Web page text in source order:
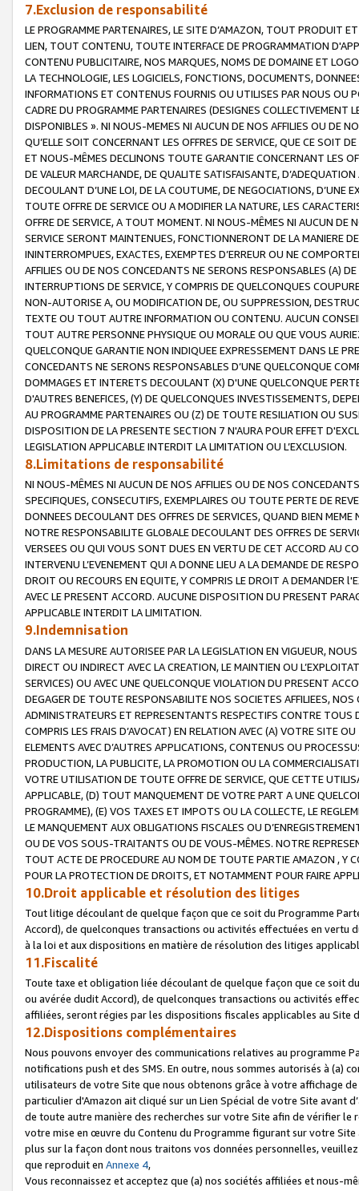
7.Exclusion de responsabilité
LE PROGRAMME PARTENAIRES, LE SITE D’AMAZON, TOUT PRODUIT
LIEN, TOUT CONTENU, TOUTE INTERFACE DE PROGRAMMATION
CONTENU PUBLICITAIRE, NOS MARQUES, NOMS DE DOMAINE ET
LA TECHNOLOGIE, LES LOGICIELS, FONCTIONS, DOCUMENTS,
INFORMATIONS ET CONTENUS FOURNIS OU UTILISES PAR NOUS OU
CADRE DU PROGRAMME PARTENAIRES (DESIGNES COLLECTIVEMENT
DISPONIBLES ». NI NOUS-MEMES NI AUCUN DE NOS AFFILIES OU DE
QU’ELLE SOIT CONCERNANT LES OFFRES DE SERVICE, QUE CE SOIT
ET NOUS-MÊMES DECLINONS TOUTE GARANTIE CONCERNANT LES
DE VALEUR MARCHANDE, DE QUALITE SATISFAISANTE,
DECOULANT D’UNE LOI, DE LA COUTUME, DE NEGOCIATIONS, D’UNE
TOUTE OFFRE DE SERVICE OU A MODIFIER LA NATURE, LES
OFFRE DE SERVICE, A TOUT MOMENT. NI NOUS-MÊMES NI AUCUN DE
SERVICE SERONT MAINTENUES, FONCTIONNERONT DE LA MANIERE
ININTERROMPUES, EXACTES, EXEMPTES D’ERREUR OU NE
AFFILIES OU DE NOS CONCEDANTS NE SERONS RESPONSABLES (A)
INTERRUPTIONS DE SERVICE, Y COMPRIS DE QUELCONQUES
NON-AUTORISE A, OU MODIFICATION DE, OU SUPPRESSION,
TEXTE OU TOUT AUTRE INFORMATION OU CONTENU. AUCUN
TOUT AUTRE PERSONNE PHYSIQUE OU MORALE OU QUE VOUS
QUELCONQUE GARANTIE NON INDIQUEE EXPRESSEMENT DANS LE
CONCEDANTS NE SERONS RESPONSABLES D’UNE QUELCONQUE
DOMMAGES ET INTERETS DECOULANT (X) D'UNE QUELCONQUE
D'AUTRES BENEFICES, (Y) DE QUELCONQUES INVESTISSEMENTS,
AU PROGRAMME PARTENAIRES OU (Z) DE TOUTE RESILIATION OU
DISPOSITION DE LA PRESENTE SECTION 7 N'AURA POUR EFFET
LEGISLATION APPLICABLE INTERDIT LA LIMITATION OU L’EXCLUSION.
8.Limitations de responsabilité
NI NOUS-MÊMES NI AUCUN DE NOS AFFILIES OU DE NOS
SPECIFIQUES, CONSECUTIFS, EXEMPLAIRES OU TOUTE PERTE DE
DONNEES DECOULANT DES OFFRES DE SERVICES, QUAND BIEN
NOTRE RESPONSABILITE GLOBALE DECOULANT DES OFFRES DE
VERSEES OU QUI VOUS SONT DUES EN VERTU DE CET ACCORD AU
INTERVENU L’EVENEMENT QUI A DONNE LIEU A LA DEMANDE DE
DROIT OU RECOURS EN EQUITE, Y COMPRIS LE DROIT A DEMANDER
AVEC LE PRESENT ACCORD. AUCUNE DISPOSITION DU PRESENT
APPLICABLE INTERDIT LA LIMITATION.
9.Indemnisation
DANS LA MESURE AUTORISEE PAR LA LEGISLATION EN VIGUEUR,
DIRECT OU INDIRECT AVEC LA CREATION, LE MAINTIEN OU
SERVICES) OU AVEC UNE QUELCONQUE VIOLATION DU PRESENT
DEGAGER DE TOUTE RESPONSABILITE NOS SOCIETES AFFILIEES,
ADMINISTRATEURS ET REPRESENTANTS RESPECTIFS CONTRE
COMPRIS LES FRAIS D’AVOCAT) EN RELATION AVEC (A) VOTRE SITE
ELEMENTS AVEC D’AUTRES APPLICATIONS, CONTENUS OU
PRODUCTION, LA PUBLICITE, LA PROMOTION OU LA
VOTRE UTILISATION DE TOUTE OFFRE DE SERVICE, QUE CETTE
APPLICABLE, (D) TOUT MANQUEMENT DE VOTRE PART A UNE
PROGRAMME), (E) VOS TAXES ET IMPOTS OU LA COLLECTE, LE
LE MANQUEMENT AUX OBLIGATIONS FISCALES OU
OU DE VOS SOUS-TRAITANTS OU DE VOUS-MÊMES. NOTRE
TOUT ACTE DE PROCEDURE AU NOM DE TOUTE PARTIE AMAZON , Y
POUR LA PROTECTION DE DROITS, ET NOTAMMENT POUR FAIRE
10.Droit applicable et résolution des litiges
Tout litige découlant de quelque façon que ce soit du Programme
Accord), de quelconques transactions ou activités effectuées en vertu
à la loi et aux dispositions en matière de résolution des litiges
11.Fiscalité
Toute taxe et obligation liée découlant de quelque façon que ce soit
ou avérée dudit Accord), de quelconques transactions ou activités
affiliées, seront régies par les dispositions fiscales applicables au Site
12.Dispositions complémentaires
Nous pouvons envoyer des communications relatives au programme
notifications push et des SMS. En outre, nous sommes autorisés à
utilisateurs de votre Site que nous obtenons grâce à votre affichage
particulier d'Amazon ait cliqué sur un Lien Spécial de votre Site avant
de toute autre manière des recherches sur votre Site afin de vérifier
votre mise en œuvre du Contenu du Programme figurant sur votre
plus sur la façon dont nous traitons vos données personnelles,
que reproduit en Annexe 4,
Vous reconnaissez et acceptez que (a) nos sociétés affiliées et nous-